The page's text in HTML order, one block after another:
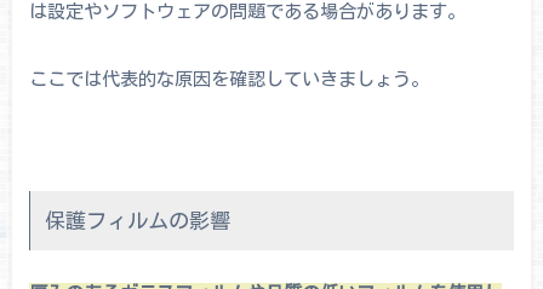
は設定やソフトウェアの問題である場合があります。
ここでは代表的な原因を確認していきましょう。
保護フィルムの影響